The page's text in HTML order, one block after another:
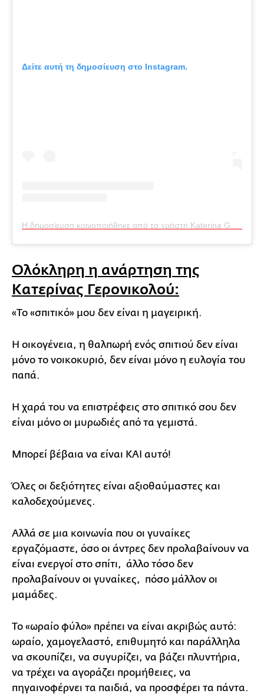
Δείτε αυτή τη δημοσίευση στο Instagram.
Ολόκληρη η ανάρτηση της
Κατερίνας Γερονικολού:
«Το «σπιτικό» μου δεν είναι η μαγειρική.
Η οικογένεια, η θαλπωρή ενός σπιτιού δεν είναι
μόνο το νοικοκυριό, δεν είναι μόνο η ευλογία του
παπά.
Η χαρά του να επιστρέφεις στο σπιτικό σου δεν
είναι μόνο οι μυρωδιές από τα γεμιστά.
Μπορεί βέβαια να είναι ΚΑΙ αυτό!
Όλες οι δεξιότητες είναι αξιοθαύμαστες και
καλοδεχούμενες.
Αλλά σε μια κοινωνία που οι γυναίκες
εργαζόμαστε, όσο οι άντρες δεν προλαβαίνουν να
είναι ενεργοί στο σπίτι, άλλο τόσο δεν
προλαβαίνουν οι γυναίκες, πόσο μάλλον οι
μαμάδες.
Το «ωραίο φύλο» πρέπει να είναι ακριβώς αυτό:
ωραίο, χαμογελαστό, επιθυμητό και παράλληλα
να σκουπίζει, να συγυρίζει, να βάζει πλυντήρια,
να τρέχει να αγοράζει προμήθειες, να
πηγαινοφέρνει τα παιδιά, να προσφέρει τα πάντα.